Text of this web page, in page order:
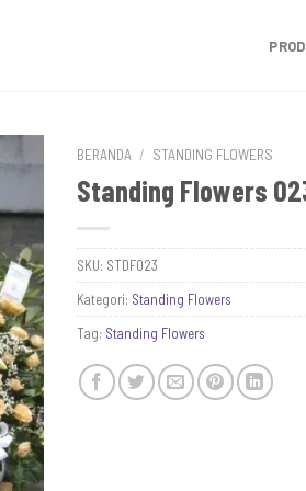
BERANDA / STANDING FLOWERS
Standing Flowers
SKU: STDF023
Kategori: Standing Flowers
Tag: Standing Flowers